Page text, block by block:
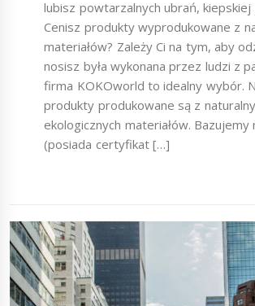
lubisz powtarzalnych ubrań, kiepskiej
Cenisz produkty wyprodukowane z
materiałów? Zależy Ci na tym, aby
nosisz była wykonana przez ludzi z
firma KOKOworld to idealny wybór.
produkty produkowane są z
ekologicznych materiałów. Bazujemy
(posiada certyfikat […]